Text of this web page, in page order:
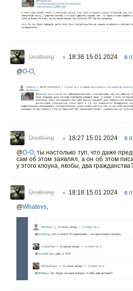
Drottning ○ 18:36 15.01.2024 в
@O-O,
Drottning ○ 18:27 15.01.2024 в
@O-O, ты настолько туп, что даже
сам об этом заявлял, а он об этом
у этого клоуна, якобы, два
Drottning ○ 18:18 15.01.2024 в
@Whatevs,